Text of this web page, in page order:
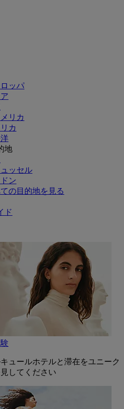
ッパ
リカ
カ
地
ッセル
ン
の目的地を見る
ド
ュールホテルと滞在をユニーク
してください